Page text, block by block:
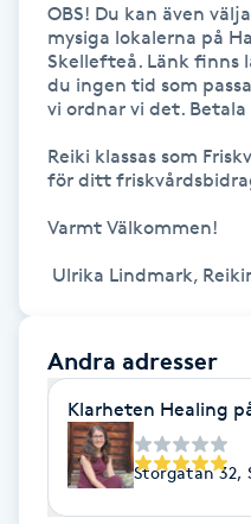
Gravidmassage
Gravidyoga
Gruppträning
Hatha Yoga
Headspa
Healing
Herrklippning
OBS! Du kan även
mysiga lokalerna på
Skellefteå. Länk finns
du ingen tid som
vi ordnar vi det.
Reiki klassas som
för ditt
Varmt Välkommen!
Andra adresser
Storgatan 32,